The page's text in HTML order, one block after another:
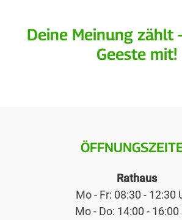
Deine Meinung zählt
Geeste mit!
Rathaus
Mo - Fr: 08:30 - 12:30
Mo - Do: 14:00 - 16:00